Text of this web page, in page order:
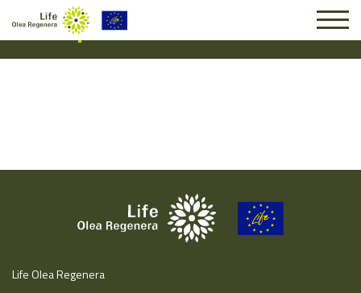
Suscripción #14891
Life Olea Regenera